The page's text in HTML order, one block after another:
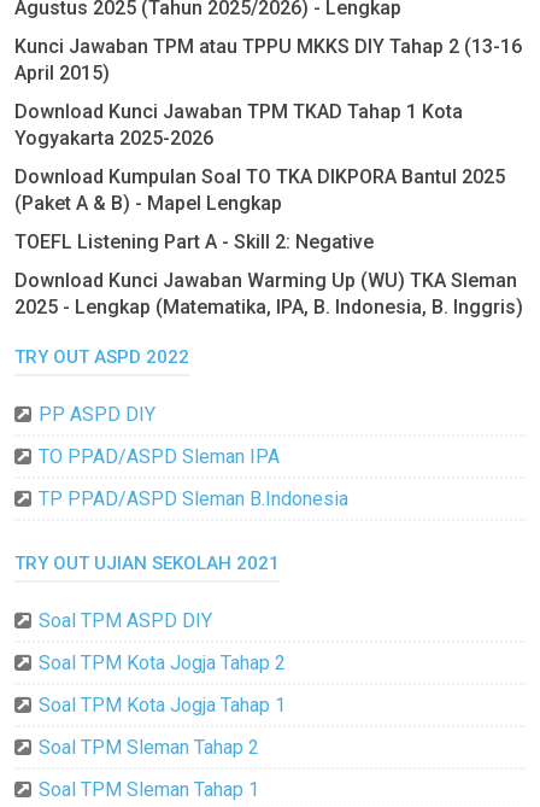
Agustus 2025 (Tahun 2025/2026) - Lengkap
Kunci Jawaban TPM atau TPPU MKKS DIY Tahap 2 (13-16
April 2015)
Download Kunci Jawaban TPM TKAD Tahap 1 Kota
Yogyakarta 2025-2026
Download Kumpulan Soal TO TKA DIKPORA Bantul 2025
(Paket A & B) - Mapel Lengkap
TOEFL Listening Part A - Skill 2: Negative
Download Kunci Jawaban Warming Up (WU) TKA Sleman
2025 - Lengkap (Matematika, IPA, B. Indonesia, B. Inggris)
TRY OUT ASPD 2022
PP ASPD DIY
TO PPAD/ASPD Sleman IPA
TP PPAD/ASPD Sleman B.Indonesia
TRY OUT UJIAN SEKOLAH 2021
Soal TPM ASPD DIY
Soal TPM Kota Jogja Tahap 2
Soal TPM Kota Jogja Tahap 1
Soal TPM Sleman Tahap 2
Soal TPM Sleman Tahap 1